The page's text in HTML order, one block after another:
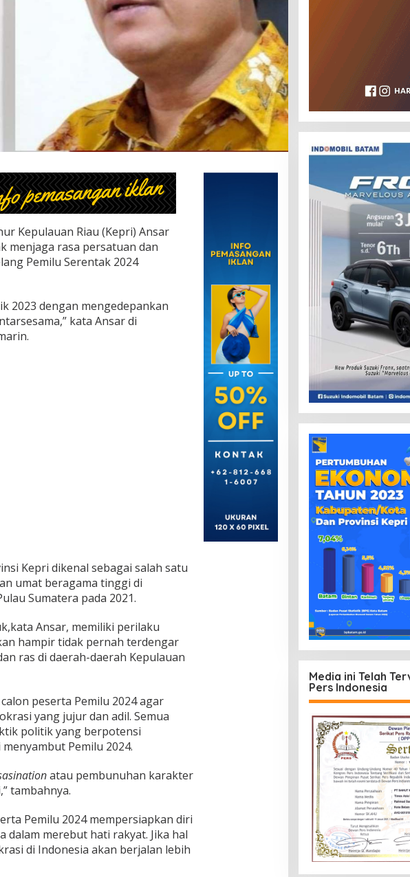
Kepulauan Riau (Kepri) Ansar
menjaga rasa persatuan dan
Pemilu Serentak 2024
2023 dengan mengedepankan
kata Ansar di
Kepri dikenal sebagai salah satu
umat beragama tinggi di
Sumatera pada 2021.
Ansar, memiliki perilaku
hampir tidak pernah terdengar
ras di daerah-daerah Kepulauan
peserta Pemilu 2024 agar
yang jujur dan adil. Semua
politik yang berpotensi
Pemilu 2024.
atau pembunuhan karakter
tambahnya.
Pemilu 2024 mempersiapkan diri
merebut hati rakyat. Jika hal
di Indonesia akan berjalan lebih
Media ini Telah
Pers Indonesia